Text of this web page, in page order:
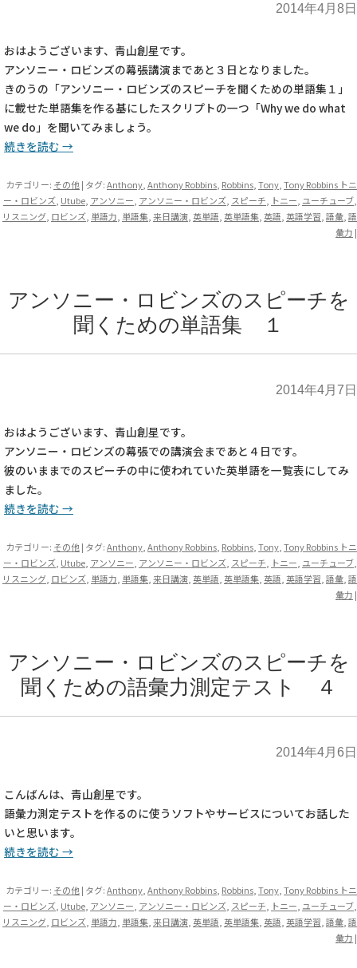
2014年4月8日
おはようございます、青山創星です。
アンソニー・ロビンズの幕張講演まであと３日となりました。
きのうの「アンソニー・ロビンズのスピーチを聞くための単語集１」
に載せた単語集を作る基にしたスクリプトの一つ「Why we do what
we do」を聞いてみましょう。
続きを読む →
カテゴリー: その他 | タグ:Anthony Anthony Robbins Robbins Tony Tony Robbins トニ
ー・ロビンズ Utube アンソニー アンソニー・ロビンズ スピーチ トニー ユーチューブ
リスニング ロビンズ 単語力 単語集 来日講演 英単語 英単語集 英語 英語学習 語彙 語
彙力 |
アンソニー・ロビンズのスピーチを
聞くための単語集 １
2014年4月7日
おはようございます、青山創星です。
アンソニー・ロビンズの幕張での講演会まであと４日です。
彼のいままでのスピーチの中に使われていた英単語を一覧表にしてみ
ました。
続きを読む →
カテゴリー: その他 | タグ:Anthony Anthony Robbins Robbins Tony Tony Robbins トニ
ー・ロビンズ Utube アンソニー アンソニー・ロビンズ スピーチ トニー ユーチューブ
リスニング ロビンズ 単語力 単語集 来日講演 英単語 英単語集 英語 英語学習 語彙 語
彙力 |
アンソニー・ロビンズのスピーチを
聞くための語彙力測定テスト ４
2014年4月6日
こんばんは、青山創星です。
語彙力測定テストを作るのに使うソフトやサービスについてお話した
いと思います。
続きを読む →
カテゴリー: その他| タグ:Anthony,Anthony Robbins, Robbins,Tony,Tony Robbins トニ
ー・ロビンズ, Utube, アンソニー, アンソニー・ロビンズ, スピーチ, トニー, ユーチューブ,
リスニング, ロビンズ,単語力,単語集,来日講演,英単語,英単語集,英語,英語学習,語彙,語
彙力 |